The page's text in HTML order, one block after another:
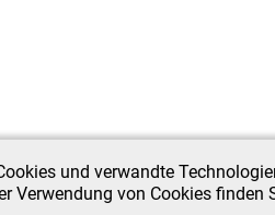
und verwandte
Verwendung von Cookies